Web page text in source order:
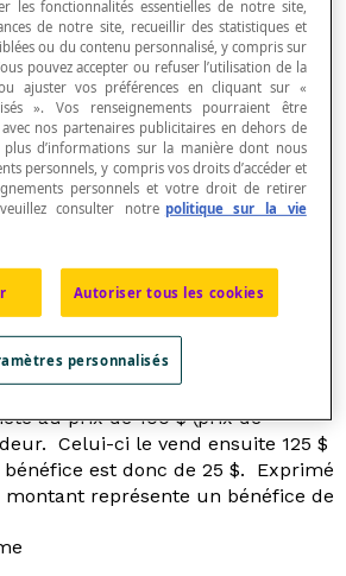
prix de venteet leprix de
Bilan net d'un
la différence entre le capital
de ce capital augmentée des
comme unpourcentage
au prix de 100 $ (prix de
Celui-ci le vend ensuite 125 $
bénéfice est donc de 25 $. Exprimé
montant représente un bénéfice de
les fonctionnalités essentielles de notre site,
de notre site, recueillir des statistiques et
ou du contenu personnalisé, y compris sur
pouvez accepter ou refuser l’utilisation de la
ajuster vos préférences en cliquant sur «
». Vos renseignements pourraient être
nos partenaires publicitaires en dehors de
d’informations sur la manière dont nous
personnels, y compris vos droits d’accéder et
personnels et votre droit de retirer
consulter notre politique sur la vie
Autoriser tous les cookies
personnalisés